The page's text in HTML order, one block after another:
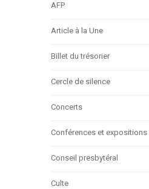
AFP
Article à la Une
Billet du trésorier
Cercle de silence
Concerts
Conférences et expositions
Conseil presbytéral
Culte